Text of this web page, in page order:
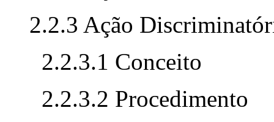
2.2.3 Ação
2.2.3.1 Conceito
2.2.3.2 Procedimento